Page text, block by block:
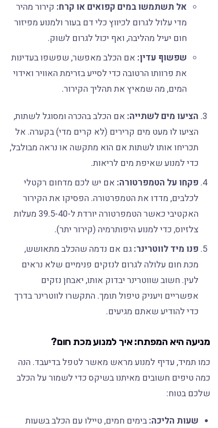
אל תשתמשו במים קפואים או קרח:קירור מהיר
מדי עלול לגרום לכיווץ כלי דם בעור ולמנוע מפיזור
חום יעיל מהליבה, ואף יכול לגרום לשוק.
שפשוף עדין:אם הכלב מאפשר, שפשפו בעדינות
את פרוותו הרטובה כדי לסייע בזרימת האוויר ואידוי
המים, מה שמאיץ את תהליך הקירור.
הציעו מים לשתייה:אם הכלב בהכרה ומסוגל לשתות,
הציעו לו מעט מים קרירים (לא קרים מדי) בקערה. אל
תכריחו אותו לשתות אם הוא מתקשה או נראה מבולבל,
כדי למנוע שאיפת מים לריאות.
פקחו על הטמפרטורה:אם יש לכם מדחום רקטלי
לכלבים, מדדו את הטמפרטורה. הפסיקו את הקירור
האקטיבי כאשר הטמפרטורה יורדת ל-39.5-40 מעלות
צלזיוס, כדי למנוע היפותרמיה (קירור יתר).
פנו מיד לווטרינר:גם אם נדמה שהכלב מתאושש,
מכת חום עלולה לגרום לנזקים פנימיים שלא נראים
לעין. חשוב שווטרינר יבדוק אותו, יאבחן נזקים
אפשריים ויעניק טיפול תומך. התקשרו לווטרינר בדרך
כדי להודיע שאתם מגיעים.
מניעה היא המפתח: איך למנוע מכת חום?
כמו תמיד, עדיף למנוע מראש מאשר לטפל בדיעבד. הנה
כמה טיפים חשובים מאיתנו בשיקס כדי לשמור על הכלב
שלכם בטוח:
שעות הליכה:בימים חמים, טיילו עם הכלב בשעות